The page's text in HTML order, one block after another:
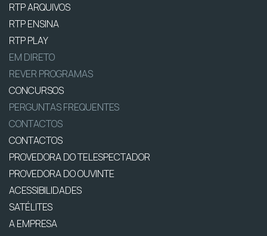
RTP ARQUIVOS
RTP ENSINA
RTP PLAY
EM DIRETO
REVER PROGRAMAS
CONCURSOS
PERGUNTAS FREQUENTES
CONTACTOS
CONTACTOS
PROVEDORA DO TELESPECTADOR
PROVEDORA DO OUVINTE
ACESSIBILIDADES
SATÉLITES
A EMPRESA